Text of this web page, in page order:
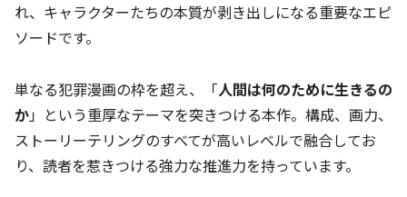
れ、キャラクターたちの本質が剥き出しになる重要なエピ
ソードです。
単なる犯罪漫画の枠を超え、「人間は何のために生きるの
か」という重厚なテーマを突きつける本作。構成、画力、
ストーリーテリングのすべてが高いレベルで融合してお
り、読者を惹きつける強力な推進力を持っています。